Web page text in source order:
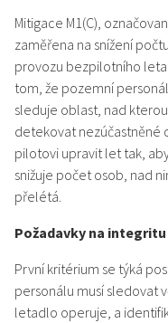
Mitigace M1(C),
zaměřena na snížení
provozu bezpilotního
tom, že pozemní
sleduje oblast, nad
detekovat nezúčastněné
pilotovi upravit let tak,
snižuje počet osob, nad
přelétá.
Požadavky na integritu
První kritérium se týká
personálu musí sledovat
letadlo operuje, a